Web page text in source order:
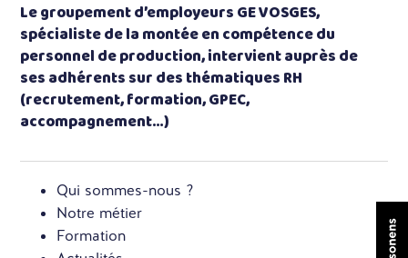
Le groupement d’employeurs GE VOSGES,
spécialiste de la montée en compétence du
personnel de production, intervient auprès de
ses adhérents sur des thématiques RH
(recrutement, formation, GPEC,
accompagnement…)
Qui sommes-nous ?
Notre métier
Formation